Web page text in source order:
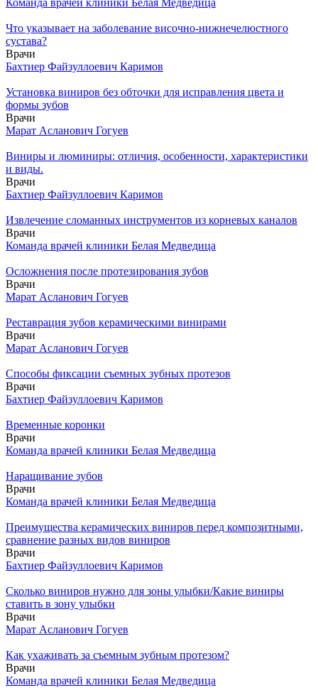
Команда врачей клиники Белая Медведица
Что указывает на заболевание височно-нижнечелюстного
сустава?
Врачи
Бахтиер Файзуллоевич Каримов
Установка виниров без обточки для исправления цвета и
формы зубов
Врачи
Марат Асланович Гогуев
Виниры и люминиры: отличия, особенности, характеристики
и виды.
Врачи
Бахтиер Файзуллоевич Каримов
Извлечение сломанных инструментов из корневых каналов
Врачи
Команда врачей клиники Белая Медведица
Осложнения после протезирования зубов
Врачи
Марат Асланович Гогуев
Реставрация зубов керамическими винирами
Врачи
Марат Асланович Гогуев
Способы фиксации съемных зубных протезов
Врачи
Бахтиер Файзуллоевич Каримов
Временные коронки
Врачи
Команда врачей клиники Белая Медведица
Наращивание зубов
Врачи
Команда врачей клиники Белая Медведица
Преимущества керамических виниров перед композитными,
сравнение разных видов виниров
Врачи
Бахтиер Файзуллоевич Каримов
Сколько виниров нужно для зоны улыбки/Какие виниры
ставить в зону улыбки
Врачи
Марат Асланович Гогуев
Как ухаживать за съемным зубным протезом?
Врачи
Команда врачей клиники Белая Медведица